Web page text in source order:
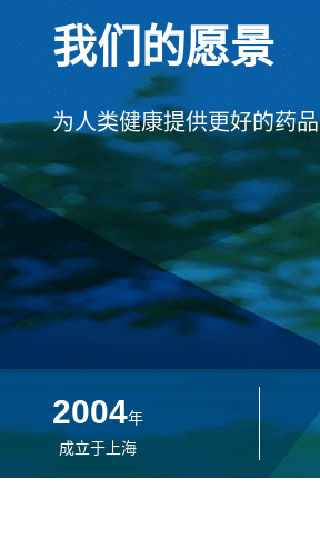
我们的愿景
为人类健康提供更好的药品
2004年
成立于上海